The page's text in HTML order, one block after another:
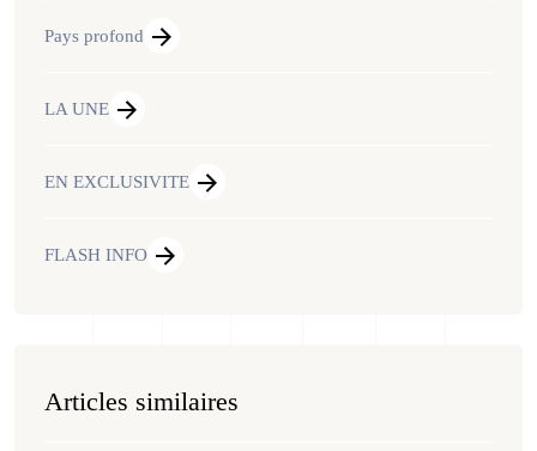
Pays profond
LA UNE
EN EXCLUSIVITE
FLASH INFO
Articles similaires